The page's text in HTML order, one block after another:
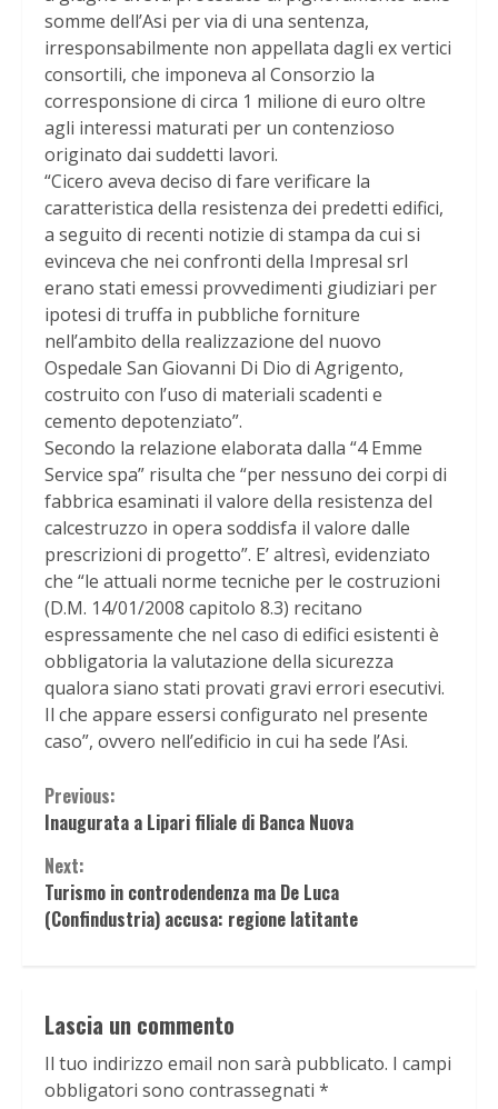
somme dell’Asi per via di una sentenza,
irresponsabilmente non appellata dagli ex vertici
consortili, che imponeva al Consorzio la
corresponsione di circa 1 milione di euro oltre
agli interessi maturati per un contenzioso
originato dai suddetti lavori.
“Cicero aveva deciso di fare verificare la
caratteristica della resistenza dei predetti edifici,
a seguito di recenti notizie di stampa da cui si
evinceva che nei confronti della Impresal srl
erano stati emessi provvedimenti giudiziari per
ipotesi di truffa in pubbliche forniture
nell’ambito della realizzazione del nuovo
Ospedale San Giovanni Di Dio di Agrigento,
costruito con l’uso di materiali scadenti e
cemento depotenziato”.
Secondo la relazione elaborata dalla “4 Emme
Service spa” risulta che “per nessuno dei corpi di
fabbrica esaminati il valore della resistenza del
calcestruzzo in opera soddisfa il valore dalle
prescrizioni di progetto”. E’ altresì, evidenziato
che “le attuali norme tecniche per le costruzioni
(D.M. 14/01/2008 capitolo 8.3) recitano
espressamente che nel caso di edifici esistenti è
obbligatoria la valutazione della sicurezza
qualora siano stati provati gravi errori esecutivi.
Il che appare essersi configurato nel presente
caso”, ovvero nell’edificio in cui ha sede l’Asi.
Continue
Reading
Previous:
Inaugurata a Lipari filiale di Banca Nuova
Next:
Turismo in controdendenza ma De Luca
(Confindustria) accusa: regione latitante
Lascia un commento
Il tuo indirizzo email non sarà pubblicato. I campi
obbligatori sono contrassegnati *